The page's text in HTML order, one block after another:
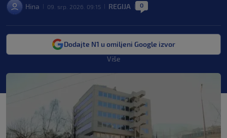
Hina 09. srp. 2026. 09:15 REGIJA 0
Dodajte N1 u omiljeni Google izvor
Više